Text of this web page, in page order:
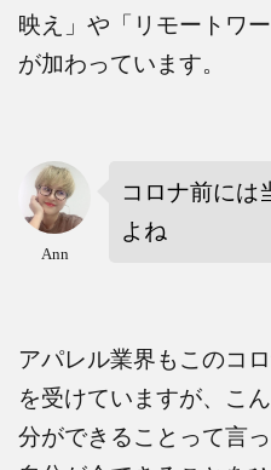
映え」や「リモートワ
が加わっています。
Ann
コロナ前には
よね
アパレル業界もこのコ
を受けていますが、こ
分ができることって言